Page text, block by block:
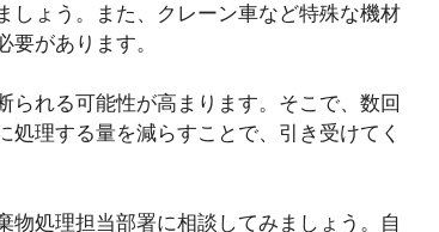
しょう。また、クレーン車など特殊な機材
があります。
れる可能性が高まります。そこで、数回
理する量を減らすことで、引き受けてく
物処理担当部署に相談してみましょう。自